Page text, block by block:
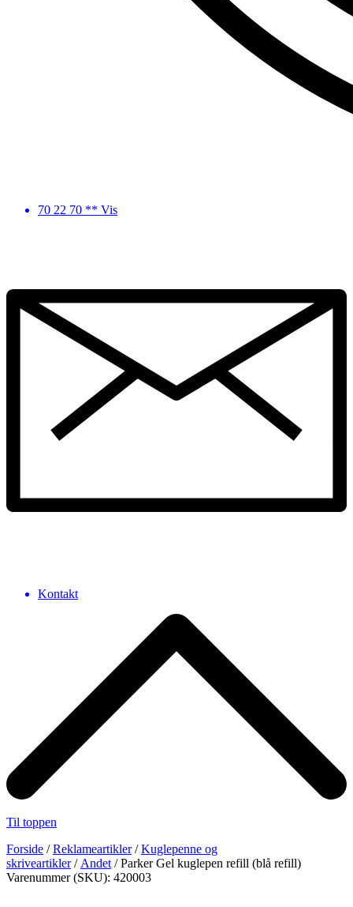
70 22 70 ** Vis
Kontakt
Til toppen
Forside /Reklameartikler/Kuglepenne og
skriveartikler/ Andet / Parker Gel kuglepen refill (blå refill)
Varenummer (SKU): 420003